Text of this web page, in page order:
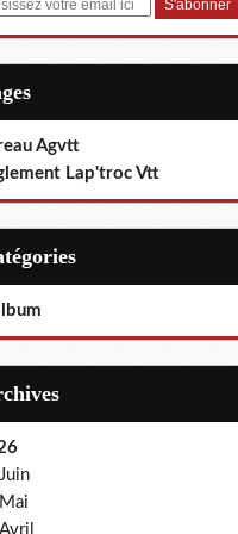
Agvtt
Lap'troc Vtt
Juin
Mai
Avril